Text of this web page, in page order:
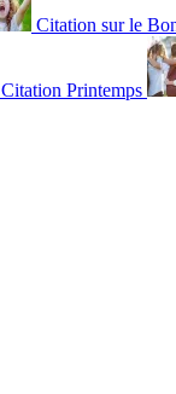
Citation sur le
Citation Printemps